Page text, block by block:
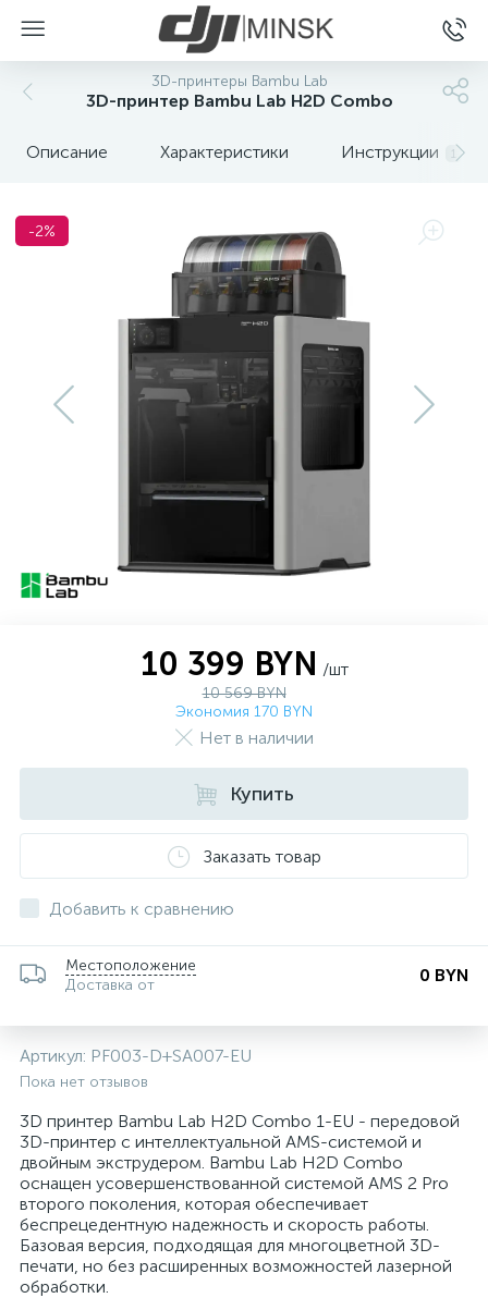
3D-принтеры Bambu Lab
3D-принтер Bambu Lab H2D Combo
Описание Характеристики Инструкции 1
-2%
10 399 BYN /шт
10 569 BYN
Экономия 170 BYN
Нет в наличии
Купить
Заказать товар
Добавить к сравнению
Местоположение
Доставка от
0 BYN
Артикул: PF003-D+SA007-EU
Пока нет отзывов
3D принтер Bambu Lab H2D Combo 1-EU - передовой
3D-принтер с интеллектуальной AMS-системой и
двойным экструдером. Bambu Lab H2D Combo
оснащен усовершенствованной системой AMS 2 Pro
второго поколения, которая обеспечивает
беспрецедентную надежность и скорость работы.
Базовая версия, подходящая для многоцветной 3D-
печати, но без расширенных возможностей лазерной
обработки.